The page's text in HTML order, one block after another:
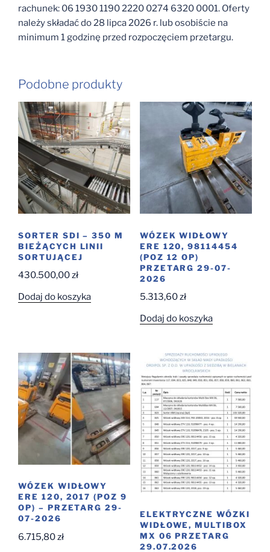
rachunek: 06 1930 1190 2220 0274 6320 0001. Oferty
należy składać do 28 lipca 2026 r. lub osobiście na
minimum 1 godzinę przed rozpoczęciem przetargu.
Podobne produkty
SORTER SDI – 350 M
BIEŻĄCYCH LINII
SORTUJĄCEJ
430.500,00zł
Dodaj do koszyka
WÓZEK WIDŁOWY
ERE 120, 98114454
(POZ 12 OP)
PRZETARG 29-07-
2026
5.313,60zł
Dodaj do koszyka
WÓZEK WIDŁOWY
ERE 120, 2017 (POZ 9
OP) – PRZETARG 29-
07-2026
6.715,80zł
ELEKTRYCZNE WÓZKI
WIDŁOWE, MULTIBOX
MX 06 PRZETARG
29.07.2026